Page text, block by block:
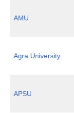
AMU
Agra University
APSU